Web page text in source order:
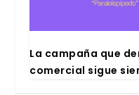
La cam­pa­ña que
comer­cial sigue